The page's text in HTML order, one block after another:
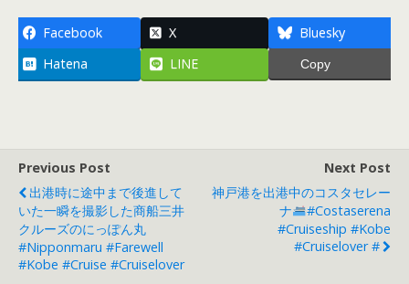
Facebook X
Bluesky
Hatena
LINE Copy
Previous Post
出港時に途中まで後進して
いた一瞬を撮影した商船三井
クルーズのにっぽん丸
#nipponmaru #farewell
#kobe #cruise #cruiselover
Next Post
神戸港を出港中のコスタセレー
ナ
#costaserena
#cruiseship #kobe
#cruiselover #